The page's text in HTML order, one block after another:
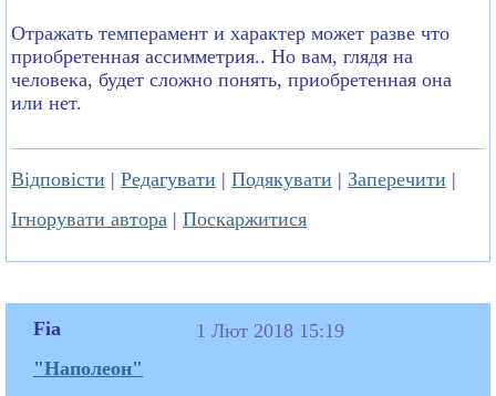
Отражать темперамент и характер может разве что
приобретенная ассимметрия.. Но вам, глядя на
человека, будет сложно понять, приобретенная она
или нет.
Відповісти | Редагувати | Подякувати | Заперечити |
Ігнорувати автора | Поскаржитися
Fia
"Наполеон"
1 Лют 2018 15:19